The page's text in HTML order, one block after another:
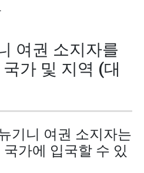
여권 소지자를
가 및 지역 (대
기니 여권 소지자는
가에 입국할 수 있